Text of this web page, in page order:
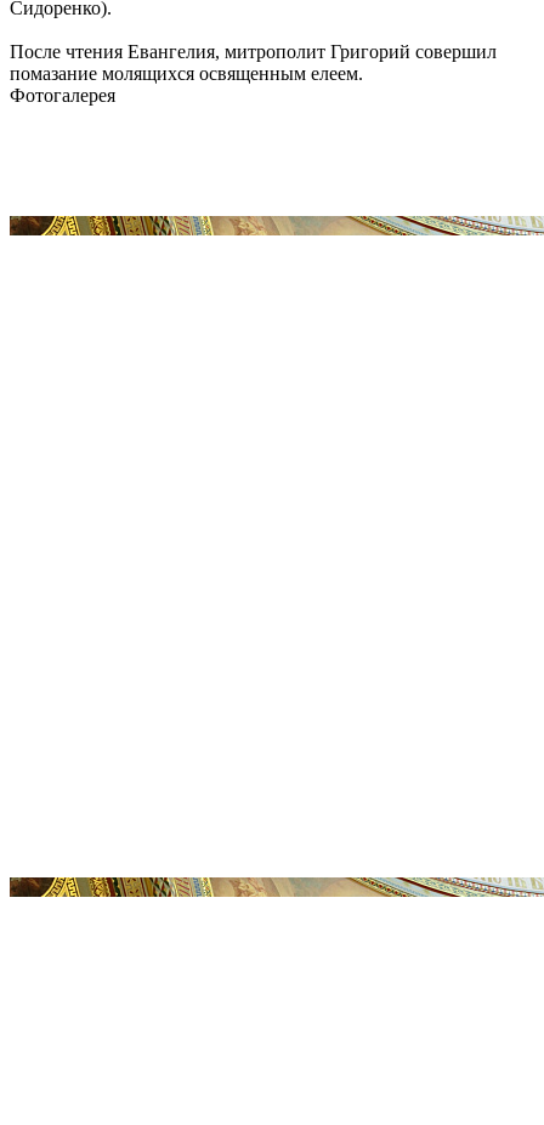
Сидоренко).
После чтения Евангелия, митрополит Григорий совершил
помазание молящихся освященным елеем.
Фотогалерея